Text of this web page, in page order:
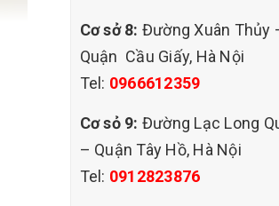
Cơ sở 8: Đường Xuân Thủy
Quận Cầu Giấy, Hà Nội
Tel: 0966612359
Cơ sỏ 9: Đường Lạc Long
– Quận Tây Hồ, Hà Nội
Tel: 0912823876